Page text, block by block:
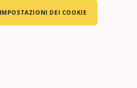
IMPOSTAZIONI DEI COOKIE